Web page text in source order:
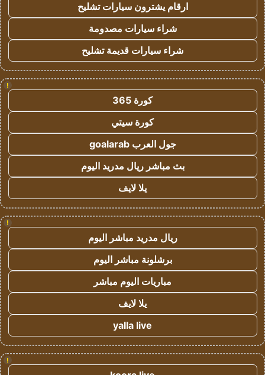
ارقام يشترون سيارات تشليح
شراء سيارات مصدومة
شراء سيارات قديمة تشليح
!
كورة 365
كورة سيتي
جول العرب goalarab
بث مباشر ريال مدريد اليوم
يلا لايف
!
ريال مدريد مباشر اليوم
برشلونة مباشر اليوم
مباريات اليوم مباشر
يلا لايف
yalla live
!